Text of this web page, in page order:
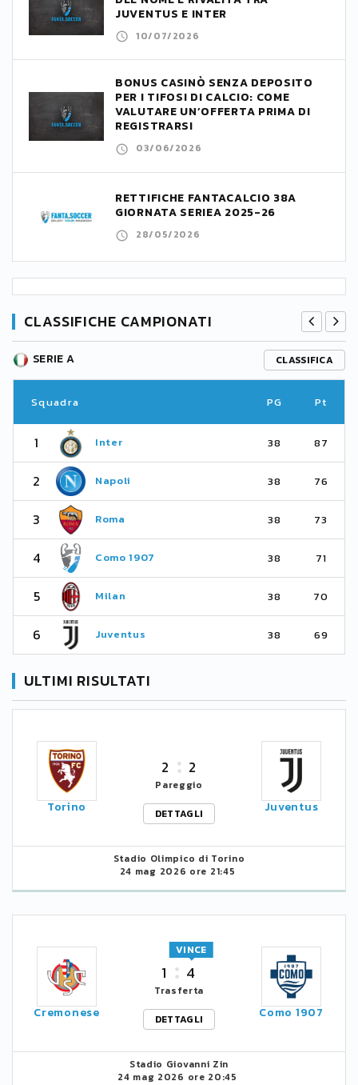
JUVENTUS E INTER
10/07/2026
BONUS CASINÒ SENZA DEPOSITO
PER I TIFOSI DI CALCIO: COME
VALUTARE UN’OFFERTA PRIMA DI
REGISTRARSI
03/06/2026
RETTIFICHE FANTACALCIO 38A
GIORNATA SERIEA 2025-26
28/05/2026
CLASSIFICHE CAMPIONATI
SERIE A CLASSIFICA
Squadra PG Pt
1 Inter 38 87
2 Napoli 38 76
3 Roma 38 73
4 Como 1907 38 71
5 Milan 38 70
6 Juventus 38 69
ULTIMI RISULTATI
Torino
2 2
Pareggio
DETTAGLI
Juventus
Stadio Olimpico di Torino
24 mag 2026 ore 21:45
Cremonese
1 4
VINCE
Trasferta
DETTAGLI
Como 1907
Stadio Giovanni Zin
24 mag 2026 ore 20:45